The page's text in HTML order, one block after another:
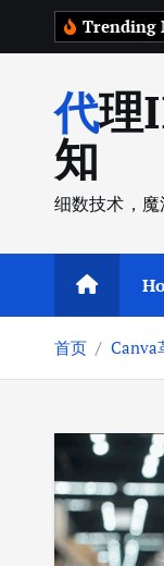
Trending
代理IP，应知尽
知
细数技术，魔
首页 Canva